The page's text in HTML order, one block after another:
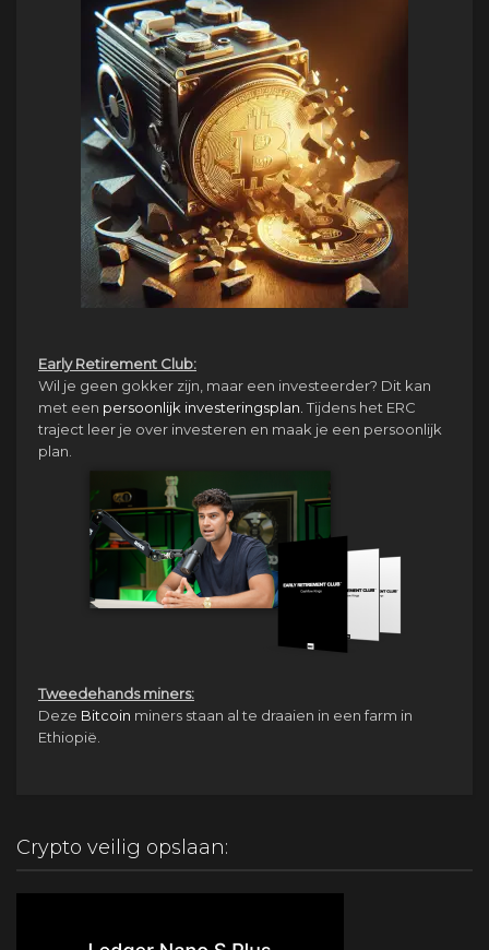
Early Retirement Club:
Wil je geen gokker zijn, maar een investeerder? Dit kan
met een persoonlijk investeringsplan. Tijdens het ERC
traject leer je over investeren en maak je een persoonlijk
plan.
Tweedehands miners:
Deze Bitcoin miners staan al te draaien in een farm in
Ethiopië.
Crypto veilig opslaan: